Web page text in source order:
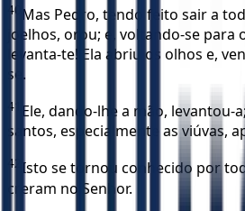
40 Mas Pedro, tendo feito sair a
joelhos, orou; e, voltando-se para
levanta-te! Ela abriu os olhos e,
se.
41 Ele, dando-lhe a mão, levantou-
santos, especialmente as viúvas,
42 Isto se tornou conhecido por
creram no Senhor.